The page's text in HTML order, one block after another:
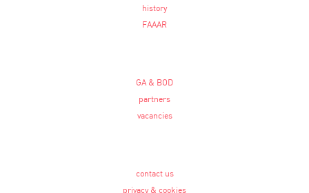
history
FAAAR
GA & BOD
partners
vacancies
contact us
privacy & cookies